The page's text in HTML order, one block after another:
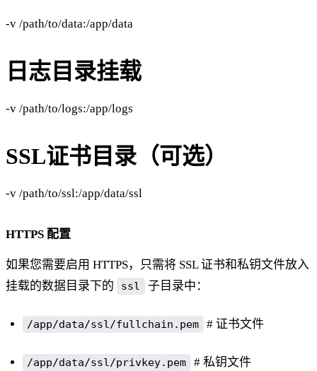
-v /path/to/data:/app/data ​
日志目录挂载
-v /path/to/logs:/app/logs ​
SSL证书目录（可选）
-v /path/to/ssl:/app/data/ssl
HTTPS 配置
如果您需要启用 HTTPS，只需将 SSL 证书和私钥文件放入
挂载的数据目录下的
ssl 子目录中：
/app/data/ssl/fullchain.pem # 证书文件
/app/data/ssl/privkey.pem # 私钥文件